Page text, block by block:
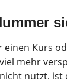
einen Kurs
mehr
nutzt, ist